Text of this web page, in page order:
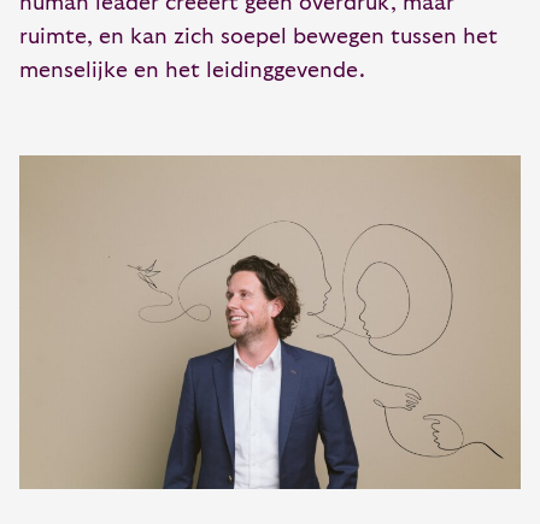
ruimte, en kan zich soepel bewegen tussen het
menselijke en het leidinggevende.